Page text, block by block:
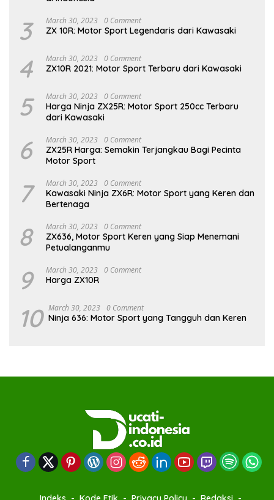
3 March 30, 2023 0 Comment
ZX 10R: Motor Sport Legendaris dari Kawasaki
4 March 30, 2023 0 Comment
ZX10R 2021: Motor Sport Terbaru dari Kawasaki
5 March 30, 2023 0 Comment
Harga Ninja ZX25R: Motor Sport 250cc Terbaru
dari Kawasaki
6 March 30, 2023 0 Comment
ZX25R Harga: Semakin Terjangkau Bagi Pecinta
Motor Sport
7 March 30, 2023 0 Comment
Kawasaki Ninja ZX6R: Motor Sport yang Keren dan
Bertenaga
8 March 30, 2023 0 Comment
ZX636, Motor Sport Keren yang Siap Menemani
Petualanganmu
9 March 30, 2023 0 Comment
Harga ZX10R
10 March 30, 2023 0 Comment
Ninja 636: Motor Sport yang Tangguh dan Keren